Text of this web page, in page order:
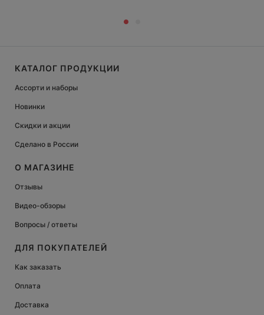
КАТАЛОГ ПРОДУКЦИИ
Ассорти и наборы
Новинки
Скидки и акции
Сделано в России
О МАГАЗИНЕ
Отзывы
Видео-обзоры
Вопросы / ответы
ДЛЯ ПОКУПАТЕЛЕЙ
Как заказать
Оплата
Доставка